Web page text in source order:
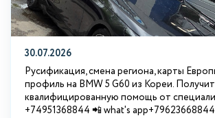
30.07.2026
Русификация, смена региона, карты
профиль на BMW 5 G60 из Кореи.
квалифицированную помощь от
+74951368844 📲 what's